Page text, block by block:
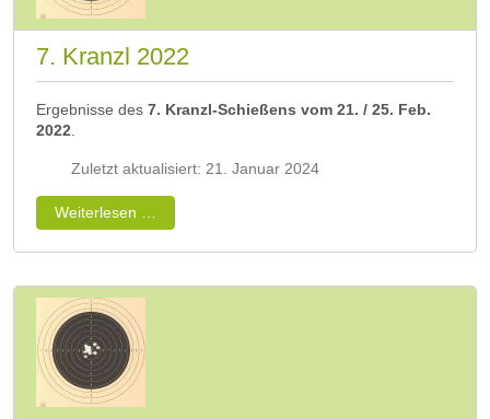
7. Kranzl 2022
Ergebnisse des 7. Kranzl-Schießens vom 21. / 25. Feb.
2022
Zuletzt aktualisiert: 21. Januar 2024
Weiterlesen …